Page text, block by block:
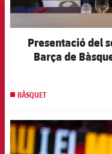
Presentació del
Barça de
BÀSQUET